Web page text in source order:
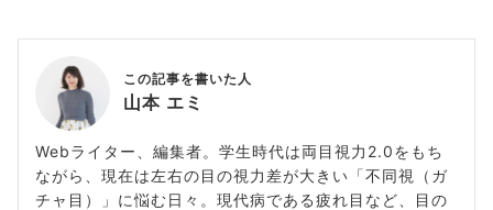
この記事を書いた人
山本 エミ
Webライター、編集者。学生時代は両目視力2.0をもち
ながら、現在は左右の目の視力差が大きい「不同視（ガ
チャ目）」に悩む日々。現代病である疲れ目など、目の